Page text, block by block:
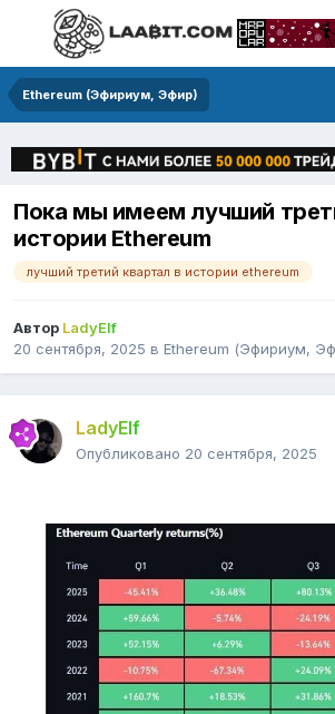
Ethereum (Эфириум, Эфир)
Пока мы имеем лучший
истории Ethereum
лучший третий квартал в истории ethereum
Автор LadyElf
20 сентября, 2025 в Ethereum (Эфириум,
LadyElf
Опубликовано 20 сентября, 2025